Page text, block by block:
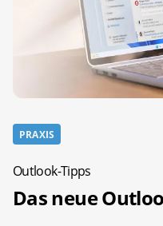
PRAXIS
Outlook-Tipps
Das neue